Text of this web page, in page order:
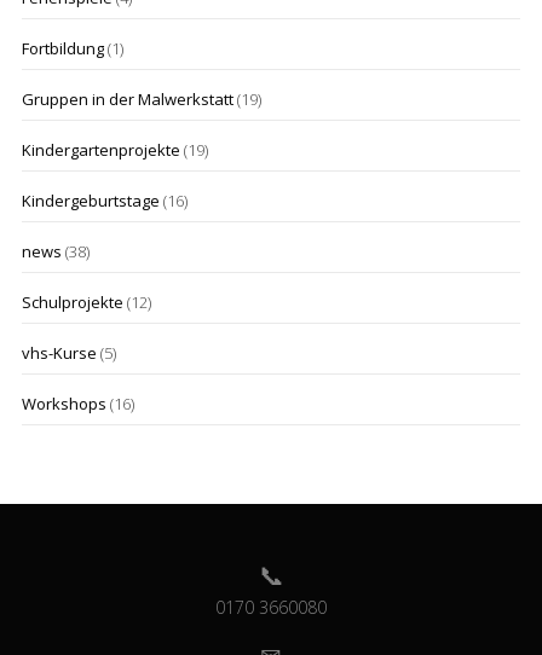
Fortbildung(1)
Gruppen in der Malwerkstatt(19)
Kindergartenprojekte (19)
Kindergeburtstage (16)
news (38)
Schulprojekte (12)
vhs-Kurse (5)
Workshops (16)
0170 3660080